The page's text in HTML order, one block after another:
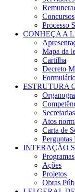
Concursos
Processo
CONHEÇA A
Mapa da
Cartilha
Decreto
ESTRUTURA
Secretarias
Atos
Carta de
Perguntas
INTERAÇÃO
Programas
Ações
Projetos
Obras